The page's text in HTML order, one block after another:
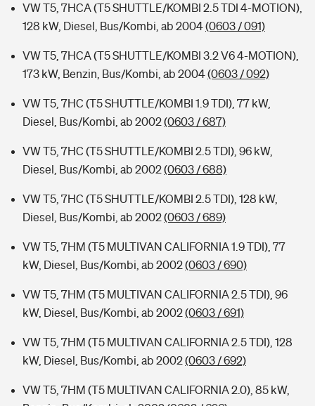
Kinderunfall-Check: Mehr Sicherheit für deine Kids
Typklassen: So ist Ihr Auto eingestuft
VW T5, 7HCA (T5 SHUTTLE/KOMBI 2.5 TDI 4-MOTION),
128 kW, Diesel, Bus/Kombi, ab 2004(0603 / 091)
VW T5, 7HCA (T5 SHUTTLE/KOMBI 3.2 V6 4-MOTION),
173 kW, Benzin, Bus/Kombi, ab 2004(0603 / 092)
VW T5, 7HC (T5 SHUTTLE/KOMBI 1.9 TDI), 77 kW,
Diesel, Bus/Kombi, ab 2002(0603 / 687)
VW T5, 7HC (T5 SHUTTLE/KOMBI 2.5 TDI), 96 kW,
Diesel, Bus/Kombi, ab 2002(0603 / 688)
VW T5, 7HC (T5 SHUTTLE/KOMBI 2.5 TDI), 128 kW,
Diesel, Bus/Kombi, ab 2002(0603 / 689)
VW T5, 7HM (T5 MULTIVAN CALIFORNIA 1.9 TDI), 77
kW, Diesel, Bus/Kombi, ab 2002(0603 / 690)
VW T5, 7HM (T5 MULTIVAN CALIFORNIA 2.5 TDI), 96
kW, Diesel, Bus/Kombi, ab 2002(0603 / 691)
VW T5, 7HM (T5 MULTIVAN CALIFORNIA 2.5 TDI), 128
kW, Diesel, Bus/Kombi, ab 2002(0603 / 692)
VW T5, 7HM (T5 MULTIVAN CALIFORNIA 2.0), 85 kW,